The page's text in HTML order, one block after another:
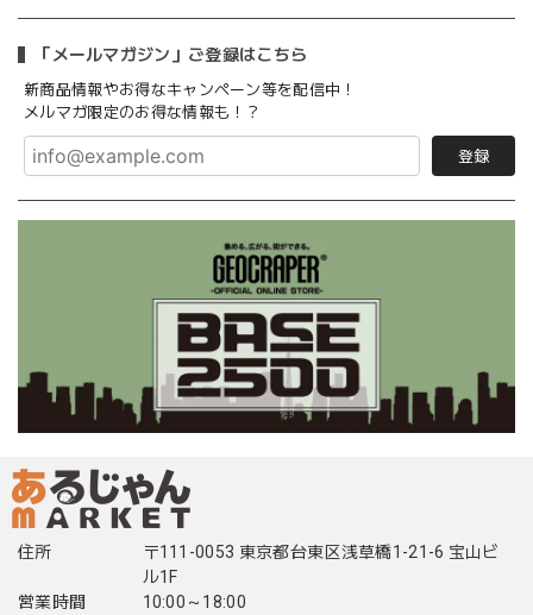
「メールマガジン」ご登録はこちら
新商品情報やお得なキャンペーン等を配信中！
メルマガ限定のお得な情報も！？
登録
住所
〒111-0053 東京都台東区浅草橋1-21-6 宝山ビ
ル1F
営業時間
10:00～18:00